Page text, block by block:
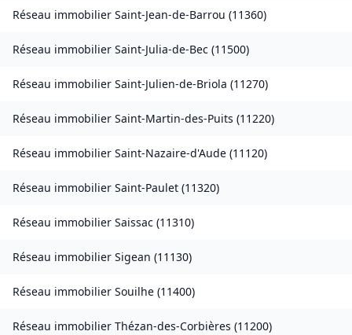
Réseau immobilier Saint-Jean-de-Barrou (11360)
Réseau immobilier Saint-Julia-de-Bec (11500)
Réseau immobilier Saint-Julien-de-Briola (11270)
Réseau immobilier Saint-Martin-des-Puits (11220)
Réseau immobilier Saint-Nazaire-d'Aude (11120)
Réseau immobilier Saint-Paulet (11320)
Réseau immobilier Saissac (11310)
Réseau immobilier Sigean (11130)
Réseau immobilier Souilhe (11400)
Réseau immobilier Thézan-des-Corbières (11200)